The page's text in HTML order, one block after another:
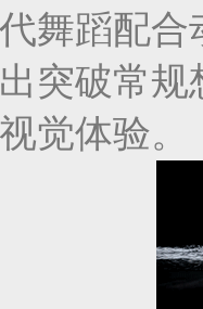
舞蹈配
突破常规
觉体验。